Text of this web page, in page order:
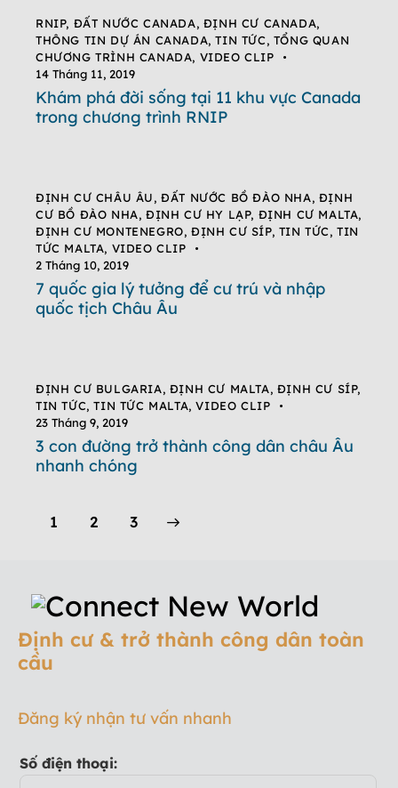
RNIP, ĐẤT NƯỚC CANADA, ĐỊNH CƯ CANADA,
THÔNG TIN DỰ ÁN CANADA,TIN TỨC, TỔNG QUAN
CHƯƠNG TRÌNH CANADA, VIDEO CLIP
14 Tháng 11, 2019
Khám phá đời sống tại 11 khu vực Canada
trong chương trình RNIP
ĐỊNH CƯ CHÂU ÂU,ĐẤT NƯỚC BỒ ĐÀO NHA, ĐỊNH
CƯ BỒ ĐÀO NHA,ĐỊNH CƯ HY LẠP, ĐỊNH CƯ MALTA,
ĐỊNH CƯ MONTENEGRO,ĐỊNH CƯ SÍP, TIN TỨC,TIN
TỨC MALTA, VIDEO CLIP
2 Tháng 10, 2019
7 quốc gia lý tưởng để cư trú và nhập
quốc tịch Châu Âu
ĐỊNH CƯ BULGARIA, ĐỊNH CƯ MALTA, ĐỊNH CƯ SÍP,
TIN TỨC,TIN TỨC MALTA,VIDEO CLIP
23 Tháng 9, 2019
3 con đường trở thành công dân châu Âu
nhanh chóng
1 2 3
Định cư & trở thành công dân toàn
cầu
Đăng ký nhận tư vấn nhanh
Số điện thoại: